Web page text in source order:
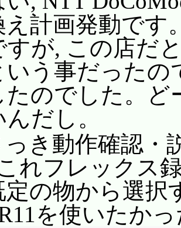
え計画発動です
すが, この店だ
いう事だったの
たのでした。ど
だし。
っき動作確認・
れフレックス
定の物から選
を使いたか